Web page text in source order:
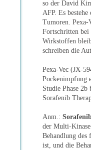
so der David
AFP. Es
Tumoren. Pexa-
Fortschritten bei
Wirkstoffen
schreiben die
Pexa-Vec (JX-
Pockenimpfung
Studie Phase
Sorafenib
Anm.:
der Multi-
Behandlung des
ist, und die